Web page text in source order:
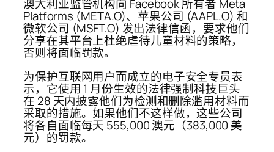
澳大利亚监管机构向 Facebook 所有者 Meta
Platforms (META.O)、苹果公司 (AAPL.O) 和
微软公司 (MSFT.O) 发出法律信函，要求他们
分享在其平台上杜绝虐待儿童材料的策略，
否则将面临罚款。
为保护互联网用户而成立的电子安全专员表
示，它使用 1 月份生效的法律强制科技巨头
在 28 天内披露他们为检测和删除滥用材料而
采取的措施。如果他们不这样做，这些公司
将各自面临每天 555,000 澳元（383,000 美
元）的罚款。